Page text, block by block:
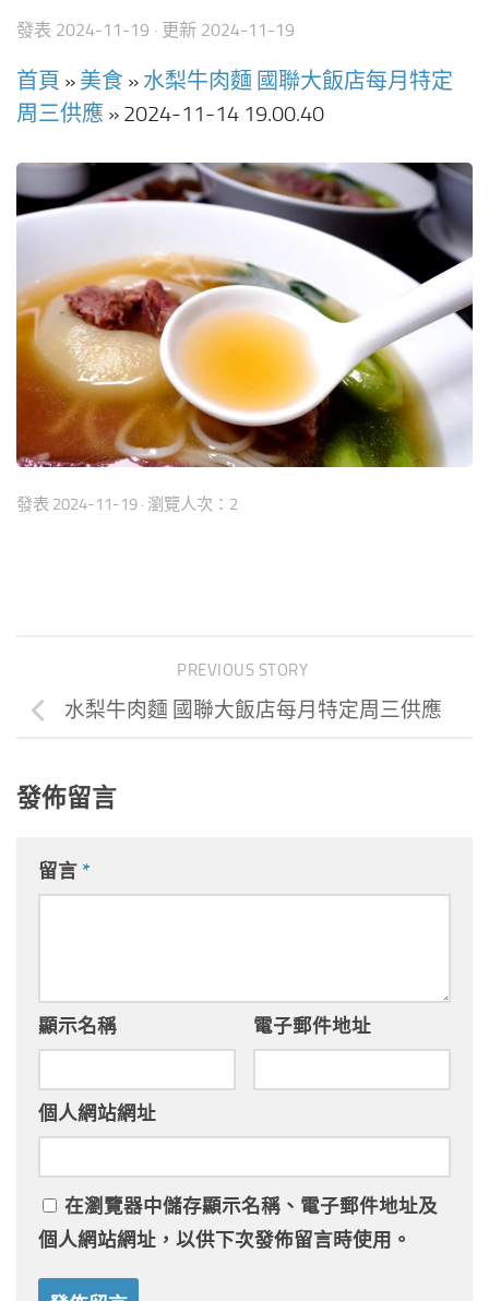
發表 2024-11-19 · 更新 2024-11-19
首頁 » 美食 » 水梨牛肉麵 國聯大飯店每月特定
周三供應 » 2024-11-14 19.00.40
發表 2024-11-19 · 瀏覽人次：2
PREVIOUS STORY
水梨牛肉麵 國聯大飯店每月特定周三供應
發佈留言
留言 *
顯示名稱 電子郵件地址
個人網站網址
在瀏覽器中儲存顯示名稱、電子郵件地址及
個人網站網址，以供下次發佈留言時使用。